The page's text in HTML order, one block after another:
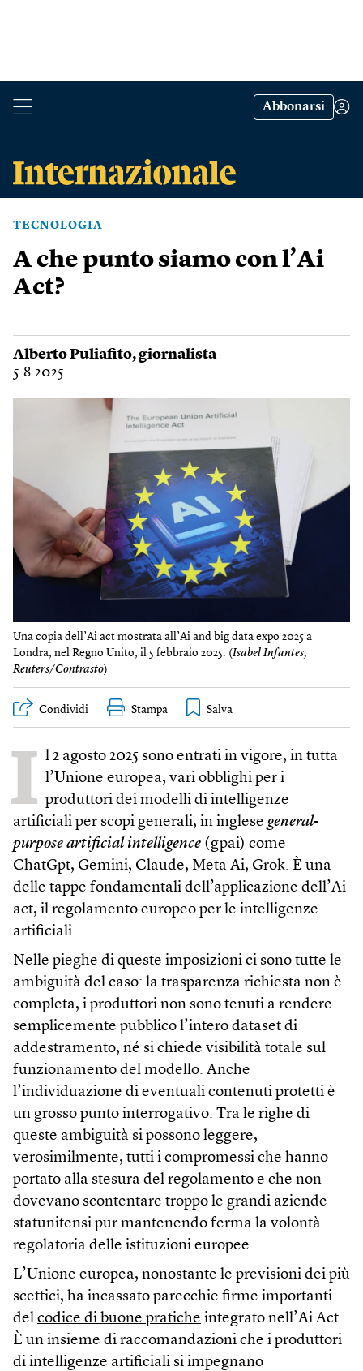
Abbonarsi
TECNOLOGIA
A che punto siamo con l’Ai
Act?
Alberto Puliafito, giornalista
5.8.2025
Una copia dell’Ai act mostrata all’Ai and big data expo 2025 a
Londra, nel Regno Unito, il 5 febbraio 2025. (Isabel Infantes,
Reuters/Contrasto)
Condividi Stampa
I l 2 agosto 2025 sono entrati in vigore, in tutta
l’Unione europea, vari obblighi per i
produttori dei modelli di intelligenze
artificiali per scopi generali, in inglese general-
purpose artificial intelligence (gpai) come
ChatGpt, Gemini, Claude, Meta Ai, Grok. È una
delle tappe fondamentali dell’applicazione dell’Ai
act, il regolamento europeo per le intelligenze
artificiali.
Nelle pieghe di queste imposizioni ci sono tutte le
ambiguità del caso: la trasparenza richiesta non è
completa, i produttori non sono tenuti a rendere
semplicemente pubblico l’intero dataset di
addestramento, né si chiede visibilità totale sul
funzionamento del modello. Anche
l’individuazione di eventuali contenuti protetti è
un grosso punto interrogativo. Tra le righe di
queste ambiguità si possono leggere,
verosimilmente, tutti i compromessi che hanno
portato alla stesura del regolamento e che non
dovevano scontentare troppo le grandi aziende
statunitensi pur mantenendo ferma la volontà
regolatoria delle istituzioni europee.
L’Unione europea, nonostante le previsioni dei più
scettici, ha incassato parecchie firme importanti
del codice di buone pratiche integrato nell’Ai Act.
È un insieme di raccomandazioni che i produttori
di intelligenze artificiali si impegnano